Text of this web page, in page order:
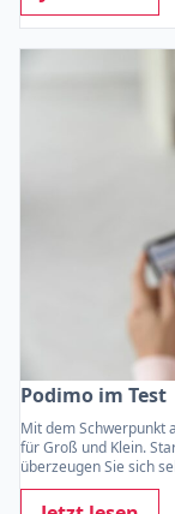
Podimo im Test
Mit dem Schwerpunkt
für Groß und Klein.
überzeugen Sie sich